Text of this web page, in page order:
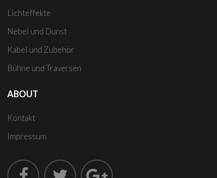
Lichteffekte
Nebel und Dunst
Kabel und Zubehör
Bühne und Traversen
ABOUT
Kontakt
Impressum